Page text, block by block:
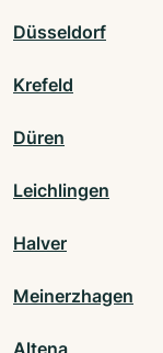
Düsseldorf
Krefeld
Düren
Leichlingen
Halver
Meinerzhagen
Altena